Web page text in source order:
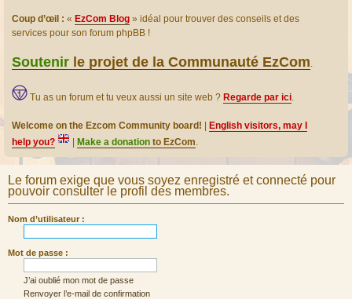
Coup d’œil : « EzCom Blog » idéal pour trouver des conseils et des
services pour son forum phpBB !
Soutenir le projet de la Communauté EzCom.
Tu as un forum et tu veux aussi un site web ? Regarde par ici.
Welcome on the Ezcom Community board!
English visitors, may I
help you?
Make a donation to EzCom.
Le forum exige que vous soyez enregistré et connecté pour
pouvoir consulter le profil des membres.
Nom d’utilisateur :
Mot de passe :
J’ai oublié mon mot de passe
Renvoyer l’e-mail de confirmation